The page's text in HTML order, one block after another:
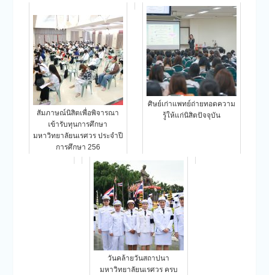
สัมภาษณ์นิสิตเพื่อพิจารณา
เข้ารับทุนการศึกษา
มหาวิทยาลัยนเรศวร ประจำปี
การศึกษา 256
ศิษย์เก่าแพทย์ถ่ายทอดความ
รู้ให้แก่นิสิตปัจจุบัน
วันคล้ายวันสถาปนา
มหาวิทยาลัยนเรศวร ครบ